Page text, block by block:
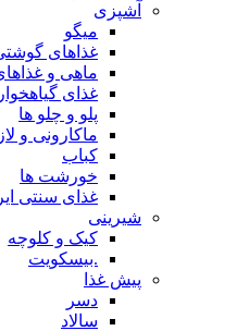
آشپزی
میگو
غذاهای
ماهی و
غذای
پلو و چلو ها
ماکارونی و
کباب
خورشت ها
غذای سنتی
شیرینی
کیک و کلوچه
.بیسکویت
پیش غذا
دسر
سالاد